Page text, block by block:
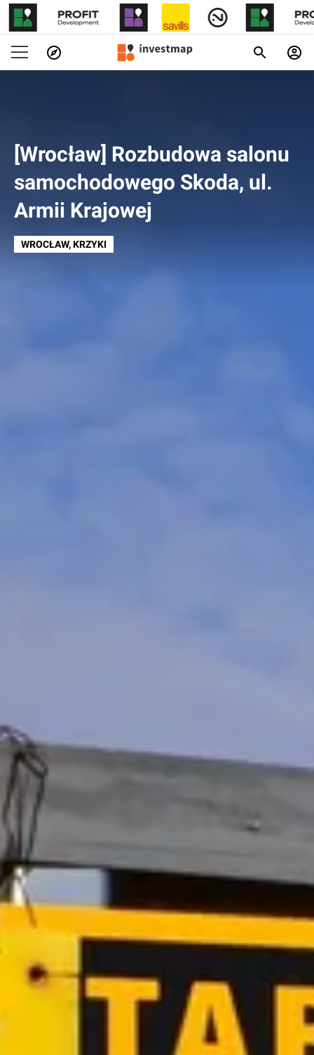
[Wrocław] Rozbudowa salonu
samochodowego Skoda, ul.
Armii Krajowej
WROCŁAW, KRZYKI